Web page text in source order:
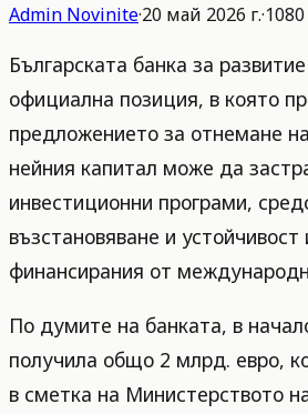
Admin Novinite·20 май 2026 г.·1080
Българската банка за
официална позиция, в която
предложението за отнемане
нейния капитал може да
инвестиционни програми,
възстановяване и
финансирания от
По думите на банката, в
получила общо 2 млрд. евро,
в сметка на Министерството